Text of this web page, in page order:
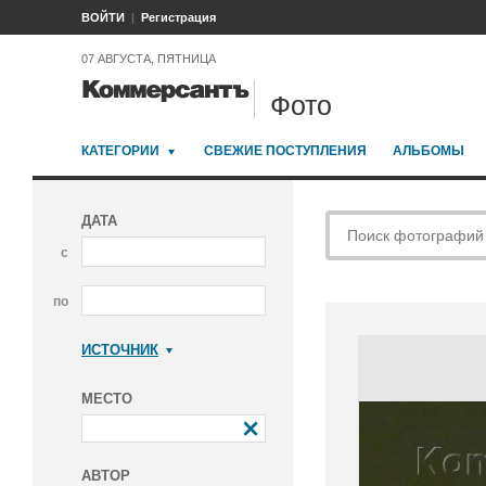
ВОЙТИ Регистрация
07 АВГУСТА, ПЯТНИЦА
Фото
КАТЕГОРИИ СВЕЖИЕ ПОСТУПЛЕНИЯ АЛЬБОМЫ
ДАТА
с
по
ИСТОЧНИК
МЕСТО
АВТОР